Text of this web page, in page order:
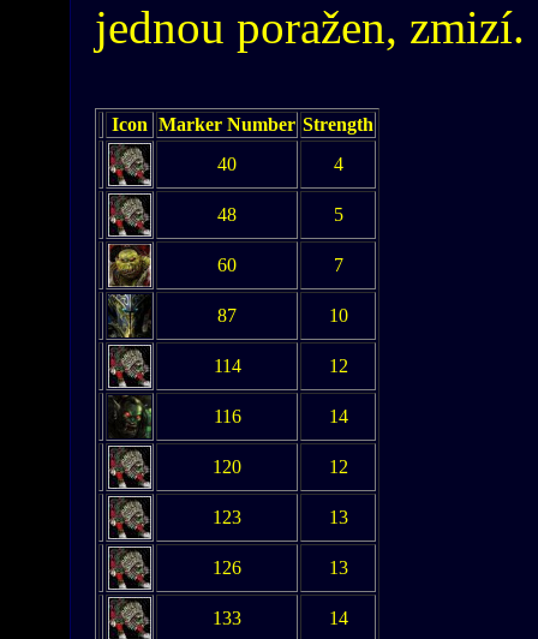
jednou poražen, zmizí.
Icon Marker Number Strength
40
4
48 5
60 7
87 10
114 12
116 14
120 12
123 13
126 13
133 14